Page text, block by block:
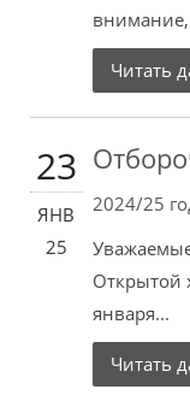
внимание,
Читать
23
ЯНВ
25
2024/25
Открытой
января...
Читать